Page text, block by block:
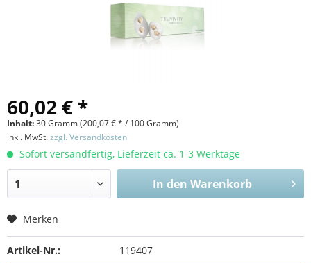
60,02 € *
Inhalt:30 Gramm (200,07 €* / 100 Gramm)
inkl. MwSt.zzgl. Versandkosten
Sofort versandfertig, Lieferzeit ca. 1-3 Werktage
In den Warenkorb
Merken
Artikel-Nr.: 119407